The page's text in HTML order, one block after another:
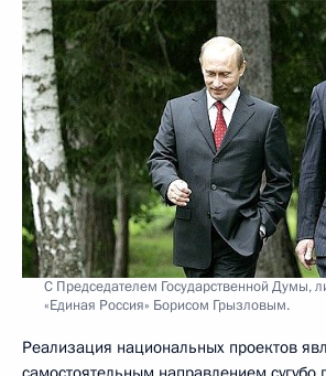
С Председателем Государственной Думы,
«Единая Россия» Борисом Грызловым.
Реализация национальных проектов